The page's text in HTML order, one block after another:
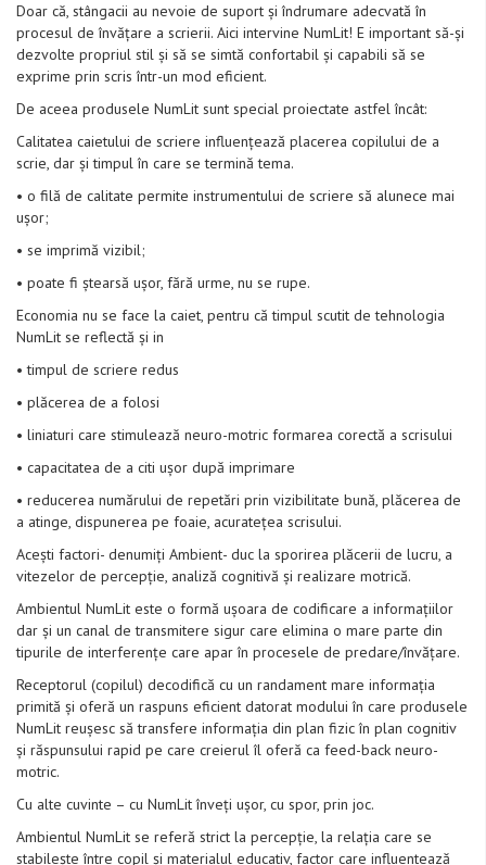
Doar că, stângacii au nevoie de suport și îndrumare adecvată în
procesul de învățare a scrierii. Aici intervine NumLit! E important să-și
dezvolte propriul stil și să se simtă confortabil și capabili să se
exprime prin scris într-un mod eficient.
De aceea produsele NumLit sunt special proiectate astfel încât:
Calitatea caietului de scriere influențează placerea copilului de a
scrie, dar și timpul în care se termină tema.
• o filă de calitate permite instrumentului de scriere să alunece mai
ușor;
• se imprimă vizibil;
• poate fi ștearsă ușor, fără urme, nu se rupe.
Economia nu se face la caiet, pentru că timpul scutit de tehnologia
NumLit se reflectă și in
• timpul de scriere redus
• plăcerea de a folosi
• liniaturi care stimulează neuro-motric formarea corectă a scrisului
• capacitatea de a citi ușor după imprimare
• reducerea numărului de repetări prin vizibilitate bună, plăcerea de
a atinge, dispunerea pe foaie, acuratețea scrisului.
Acești factori- denumiți Ambient- duc la sporirea plăcerii de lucru, a
vitezelor de percepție, analiză cognitivă și realizare motrică.
Ambientul NumLit este o formă ușoara de codificare a informațiilor
dar și un canal de transmitere sigur care elimina o mare parte din
tipurile de interferențe care apar în procesele de predare/învățare.
Receptorul (copilul) decodifică cu un randament mare informația
primită și oferă un raspuns eficient datorat modului în care produsele
NumLit reușesc să transfere informația din plan fizic în plan cognitiv
și răspunsului rapid pe care creierul îl oferă ca feed-back neuro-
motric.
Cu alte cuvinte – cu NumLit înveți ușor, cu spor, prin joc.
Ambientul NumLit se referă strict la percepție, la relația care se
stabilește între copil și materialul educativ, factor care influentează